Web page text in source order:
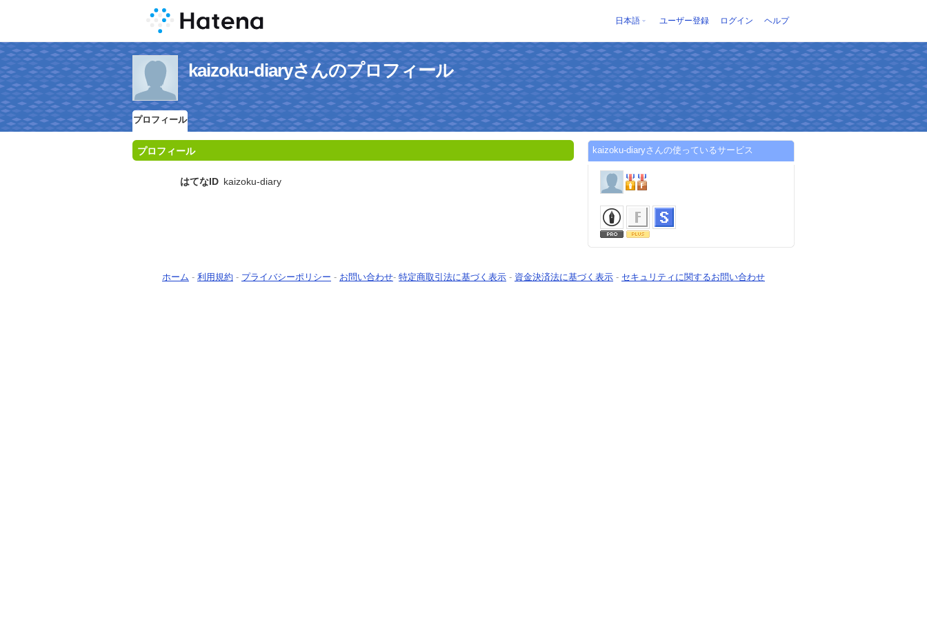
日本語 ユーザー登録 ログイン ヘルプ
kaizoku-diaryさんのプロフィール
プロフィール
プロフィール
はてなID kaizoku-diary
kaizoku-diaryさんの使っているサービス
ホーム - 利用規約 - プライバシーポリシー - お問い合わせ- 特定商取引法に基づく表示 - 資金決済法に基づく表示 - セキュリティに関するお問い合わせ